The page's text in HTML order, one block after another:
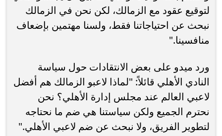
لتوقيع عقود مع الزمالك، لكن نحن في الزمالك
نبحث عن احتياجاتنا فقط، ولسنا مهتمين بإضعاف
منافسينا."
ورد ميدو على بعض الانتقادات حول سياسة
النادي الأهلي قائلاً: "لماذا لاعبو الزمالك هم أفضل
لاعبي العالم عند مجلس إدارة الأهلي؟ نحن
نحترم الجميع ولكن سياستنا هي ضم ما نحتاجه
لتطوير الفريق، ولا نبحث عن ضم لاعبي الأهلي."